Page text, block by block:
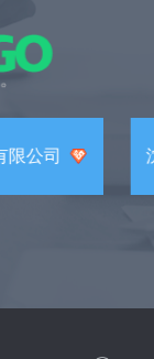
限公司